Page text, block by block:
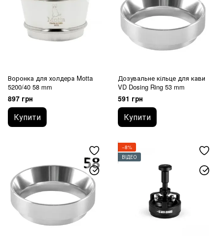
Воронка для холдера Motta
5200/40 58 mm
897 грн
Купити
Дозувальне кільце для кави
VD Dosing Ring 53 mm
591 грн
Купити
−8%
ВІДЕО